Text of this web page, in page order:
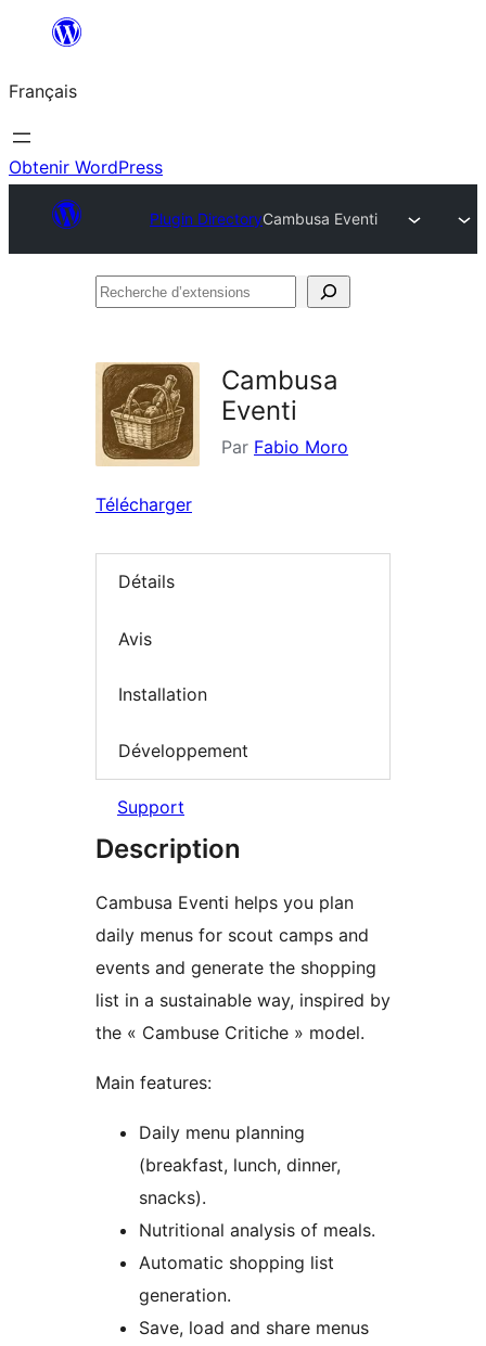
contenu
Français
Obtenir WordPress
Plugin DirectoryCambusa Eventi
Recherche
Cambusa
Eventi
Par Fabio Moro
Télécharger
Détails
Avis
Installation
Développement
Support
Description
Cambusa Eventi helps you plan
daily menus for scout camps and
events and generate the shopping
list in a sustainable way, inspired by
the « Cambuse Critiche » model.
Main features:
Daily menu planning
(breakfast, lunch, dinner,
snacks).
Nutritional analysis of meals.
Automatic shopping list
generation.
Save, load and share menus